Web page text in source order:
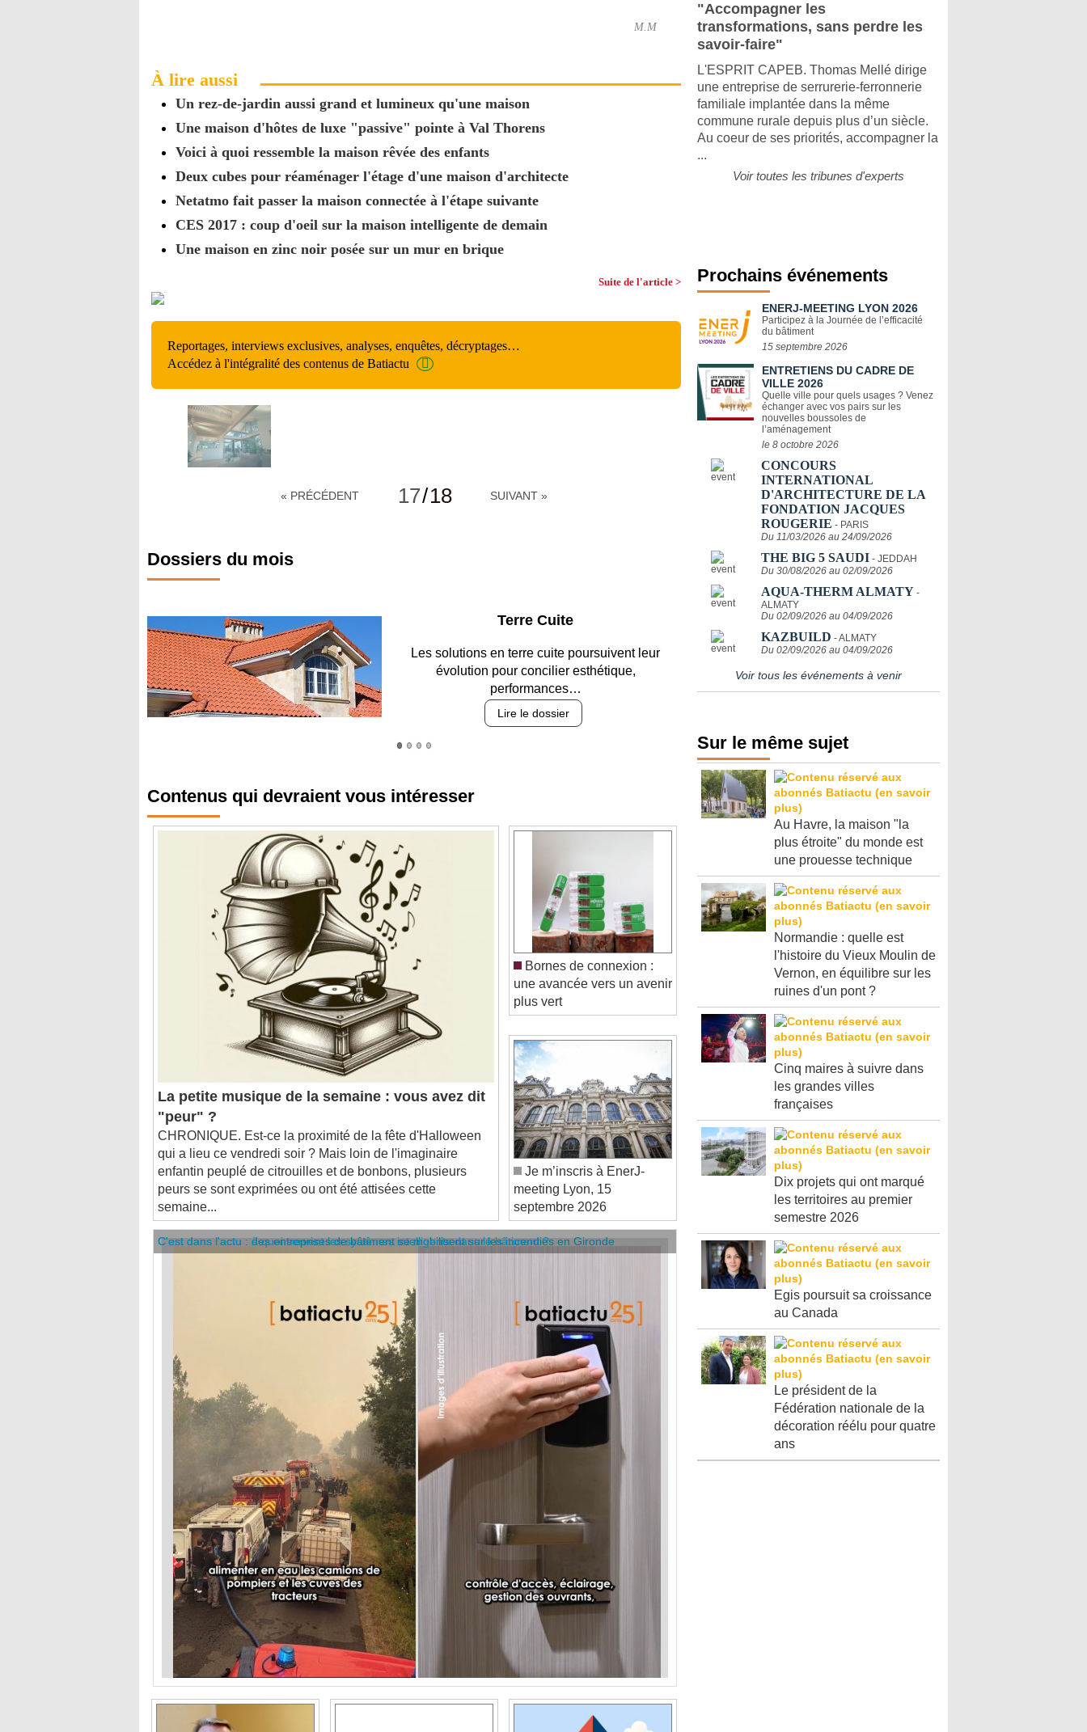
M.M
À lire aussi
Un rez-de-jardin aussi grand et lumineux qu'une maison
Une maison d'hôtes de luxe "passive" pointe à Val Thorens
Voici à quoi ressemble la maison rêvée des enfants
Deux cubes pour réaménager l'étage d'une maison d'architecte
Netatmo fait passer la maison connectée à l'étape suivante
CES 2017 : coup d'oeil sur la maison intelligente de demain
Une maison en zinc noir posée sur un mur en brique
Suite de l'article >
Reportages, interviews exclusives, analyses, enquêtes, décryptages…
Accédez à l'intégralité des contenus de Batiactu
« PRÉCÉDENT 17/18 SUIVANT »
Dossiers du mois
Parking et garages
Entre circulation, sécurisation des accès, durabilité
des revêtements et intégration…
Lire le dossier
La petite musique de la semaine : vous avez dit
"peur" ?
CHRONIQUE. Est-ce la proximité de la fête d'Halloween
qui a lieu ce vendredi soir ? Mais loin de l'imaginaire
enfantin peuplé de citrouilles et de bonbons, plusieurs
peurs se sont exprimées ou ont été attisées cette
semaine...
Bornes de connexion :
une avancée vers un avenir
plus vert
Je m’inscris à EnerJ-
meeting Lyon, 15
septembre 2026
C'est dans l'actu : des entreprises de bâtiment se mobilisent sur les incendies en Gironde
C'est dans l'actu : à quoi servent les systèmes intelligents dans le bâtiment ?
"Accompagner les
transformations, sans perdre les
savoir-faire"
L'ESPRIT CAPEB. Thomas Mellé dirige
une entreprise de serrurerie-ferronnerie
familiale implantée dans la même
commune rurale depuis plus d’un siècle.
Au coeur de ses priorités, accompagner la
...
Voir toutes les tribunes d'experts
Prochains événements
ENERJ-MEETING LYON 2026
Participez à la Journée de l’efficacité
du bâtiment
15 septembre 2026
ENTRETIENS DU CADRE DE
VILLE 2026
Quelle ville pour quels usages ? Venez
échanger avec vos pairs sur les
nouvelles boussoles de
l’aménagement
le 8 octobre 2026
CONCOURS
INTERNATIONAL
D'ARCHITECTURE DE LA
FONDATION JACQUES
ROUGERIE - PARIS
Du 11/03/2026 au 24/09/2026
THE BIG 5 SAUDI - JEDDAH
Du 30/08/2026 au 02/09/2026
AQUA-THERM ALMATY -
ALMATY
Du 02/09/2026 au 04/09/2026
KAZBUILD - ALMATY
Du 02/09/2026 au 04/09/2026
Voir tous les événements à venir
Sur le même sujet
Au Havre, la maison "la
plus étroite" du monde est
une prouesse technique
Normandie : quelle est
l'histoire du Vieux Moulin de
Vernon, en équilibre sur les
ruines d'un pont ?
Cinq maires à suivre dans
les grandes villes
françaises
Dix projets qui ont marqué
les territoires au premier
semestre 2026
Egis poursuit sa croissance
au Canada
Le président de la
Fédération nationale de la
décoration réélu pour quatre
ans